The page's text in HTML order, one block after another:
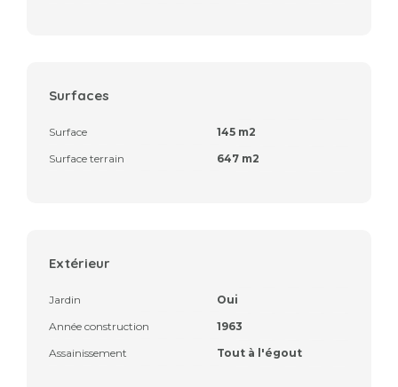
Surfaces
Surface
145 m2
Surface terrain
647 m2
Extérieur
Jardin
Oui
Année construction
1963
Assainissement
Tout à l'égout